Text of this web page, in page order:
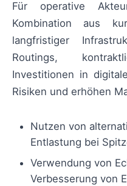
Für operative
Kombination aus
langfristiger
Routings,
Investitionen in
Risiken und erhöhen
Nutzen von
Entlastung bei
Verwendung von
Verbesserung von